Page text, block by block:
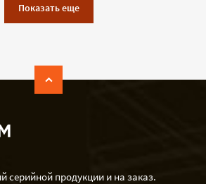
Показать еще
серийной продукции и на заказ.